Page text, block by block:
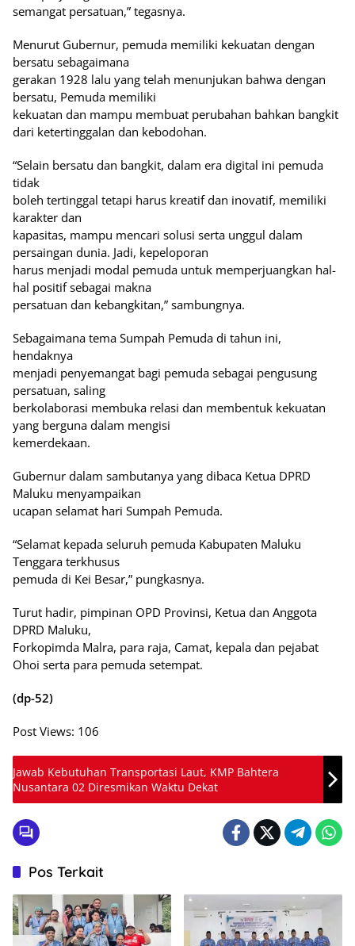
semangat persatuan,” tegasnya.
Menurut Gubernur, pemuda memiliki kekuatan dengan
bersatu sebagaimana
gerakan 1928 lalu yang telah menunjukan bahwa dengan
bersatu, Pemuda memiliki
kekuatan dan mampu membuat perubahan bahkan bangkit
dari ketertinggalan dan kebodohan.
“Selain bersatu dan bangkit, dalam era digital ini pemuda
tidak
boleh tertinggal tetapi harus kreatif dan inovatif, memiliki
karakter dan
kapasitas, mampu mencari solusi serta unggul dalam
persaingan dunia. Jadi, kepeloporan
harus menjadi modal pemuda untuk memperjuangkan hal-
hal positif sebagai makna
persatuan dan kebangkitan,” sambungnya.
Sebagaimana tema Sumpah Pemuda di tahun ini,
hendaknya
menjadi penyemangat bagi pemuda sebagai pengusung
persatuan, saling
berkolaborasi membuka relasi dan membentuk kekuatan
yang berguna dalam mengisi
kemerdekaan.
Gubernur dalam sambutanya yang dibaca Ketua DPRD
Maluku menyampaikan
ucapan selamat hari Sumpah Pemuda.
“Selamat kepada seluruh pemuda Kabupaten Maluku
Tenggara terkhusus
pemuda di Kei Besar,” pungkasnya.
Turut hadir, pimpinan OPD Provinsi, Ketua dan Anggota
DPRD Maluku,
Forkopimda Malra, para raja, Camat, kepala dan pejabat
Ohoi serta para pemuda setempat.
(dp-52)
Post Views: 106
Jawab Kebutuhan Transportasi Laut, KMP Bahtera
Nusantara 02 Diresmikan Waktu Dekat
Pos Terkait